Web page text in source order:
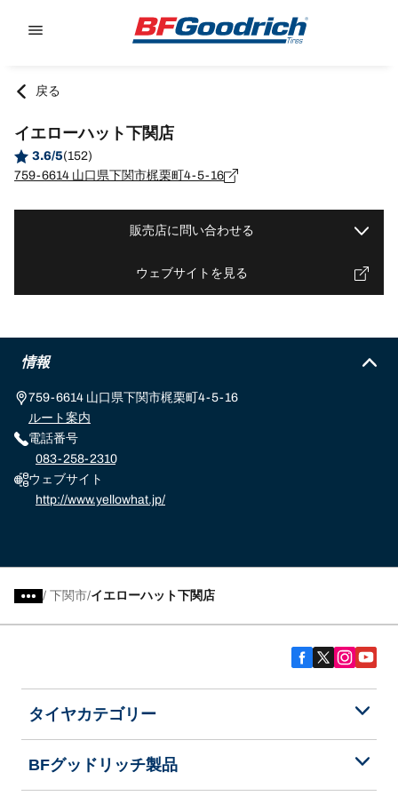
戻る
イエローハット下関店
3.6/5(152)
759-6614 山口県下関市梶栗町4-5-16
販売店に問い合わせる
ウェブサイトを見る
情報
759-6614 山口県下関市梶栗町4-5-16
ルート案内
電話番号
083-258-2310
ウェブサイト
http://www.yellowhat.jp/
/ 下関市 イエローハット下関店
タイヤカテゴリー
BFグッドリッチ製品